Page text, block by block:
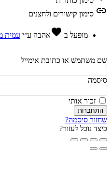
סימון קישורים ולחצנים
מופעל בfavorite אהבהע״י עמית מורנו
או כתובת אימייל
זכור אותי
סיסמה?
נוכל לעזור?